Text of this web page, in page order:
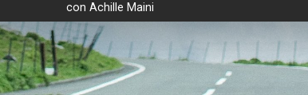
con Achille Maini